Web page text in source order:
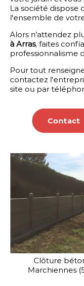
PORTAIL
Nous
une gamme
portails
pouvons
En
La société dispose
l'ensemble de
Alors n'attendez
à Arras, faites
professionnalisme
Pour tout
contactez
site ou par
Contact
Clôture
Marchiennes